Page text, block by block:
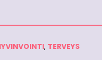
, TERVEYS